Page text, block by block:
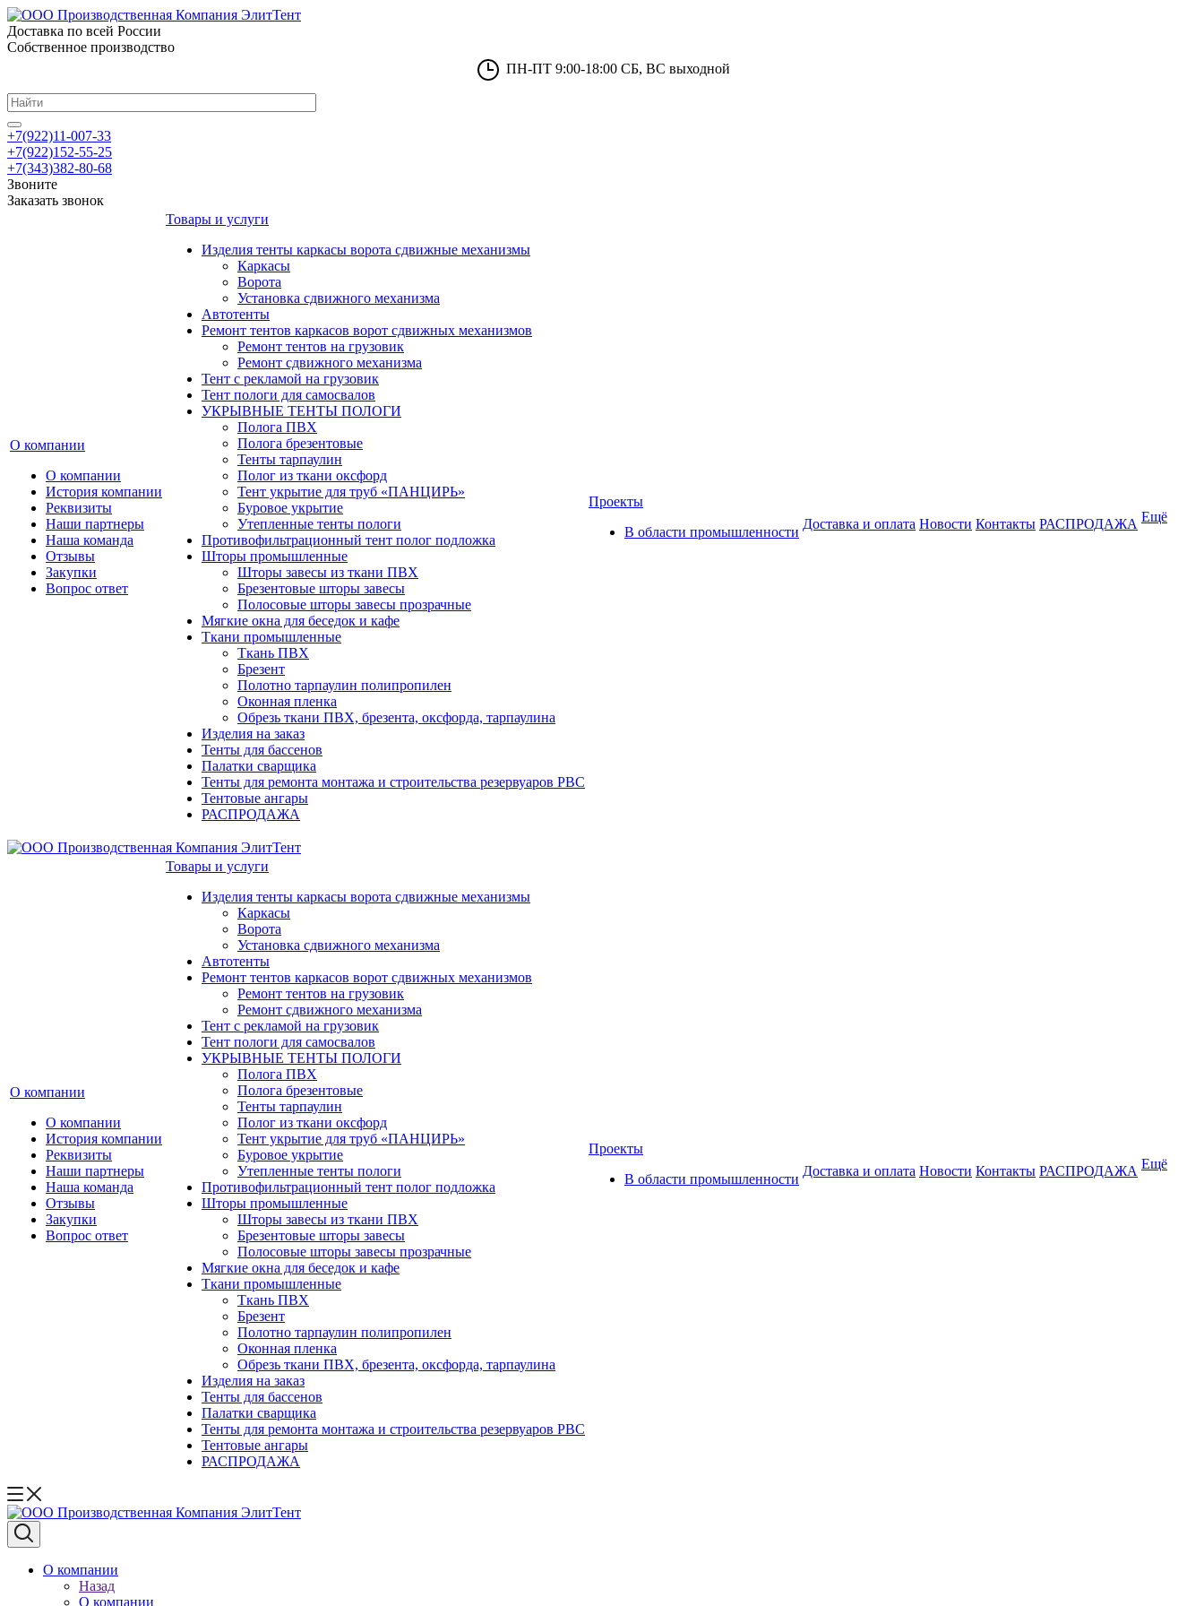
Доставка по всей России
Собственное производство
ПН-ПТ 9:00-18:00 СБ, ВС выходной
+7(922)11-007-33
+7(922)152-55-25
+7(343)382-80-68
Звоните
Заказать звонок
О компании
О компании
История компании
Реквизиты
Наши партнеры
Наша команда
Отзывы
Закупки
Вопрос ответ
Товары и услуги
Изделия тенты каркасы ворота сдвижные механизмы
Каркасы
Ворота
Установка сдвижного механизма
Автотенты
Ремонт тентов каркасов ворот сдвижных механизмов
Ремонт тентов на грузовик
Ремонт сдвижного механизма
Тент с рекламой на грузовик
Тент пологи для самосвалов
УКРЫВНЫЕ ТЕНТЫ ПОЛОГИ
Полога ПВХ
Полога брезентовые
Тенты тарпаулин
Полог из ткани оксфорд
Тент укрытие для труб «ПАНЦИРЬ»
Буровое укрытие
Утепленные тенты пологи
Противофильтрационный тент полог подложка
Шторы промышленные
Шторы завесы из ткани ПВХ
Брезентовые шторы завесы
Полосовые шторы завесы прозрачные
Мягкие окна для беседок и кафе
Ткани промышленные
Ткань ПВХ
Брезент
Полотно тарпаулин полипропилен
Оконная пленка
Обрезь ткани ПВХ, брезента, оксфорда, тарпаулина
Изделия на заказ
Тенты для бассенов
Палатки сварщика
Тенты для ремонта монтажа и строительства резервуаров РВС
Тентовые ангары
РАСПРОДАЖА
Проекты
В области промышленности
Доставка и оплата Новости Контакты РАСПРОДАЖА Ещё
О компании
О компании
История компании
Реквизиты
Наши партнеры
Наша команда
Отзывы
Закупки
Вопрос ответ
Товары и услуги
Изделия тенты каркасы ворота сдвижные механизмы
Каркасы
Ворота
Установка сдвижного механизма
Автотенты
Ремонт тентов каркасов ворот сдвижных механизмов
Ремонт тентов на грузовик
Ремонт сдвижного механизма
Тент с рекламой на грузовик
Тент пологи для самосвалов
УКРЫВНЫЕ ТЕНТЫ ПОЛОГИ
Полога ПВХ
Полога брезентовые
Тенты тарпаулин
Полог из ткани оксфорд
Тент укрытие для труб «ПАНЦИРЬ»
Буровое укрытие
Утепленные тенты пологи
Противофильтрационный тент полог подложка
Шторы промышленные
Шторы завесы из ткани ПВХ
Брезентовые шторы завесы
Полосовые шторы завесы прозрачные
Мягкие окна для беседок и кафе
Ткани промышленные
Ткань ПВХ
Брезент
Полотно тарпаулин полипропилен
Оконная пленка
Обрезь ткани ПВХ, брезента, оксфорда, тарпаулина
Изделия на заказ
Тенты для бассенов
Палатки сварщика
Тенты для ремонта монтажа и строительства резервуаров РВС
Тентовые ангары
РАСПРОДАЖА
Проекты
В области промышленности
Доставка и оплата Новости Контакты РАСПРОДАЖА Ещё
О компании
Назад
О компании